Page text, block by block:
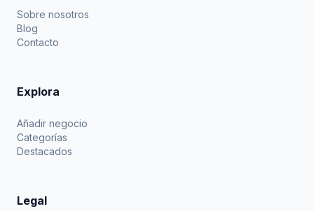
Sobre nosotros
Blog
Contacto
Explora
Añadir negocio
Categorías
Destacados
Legal